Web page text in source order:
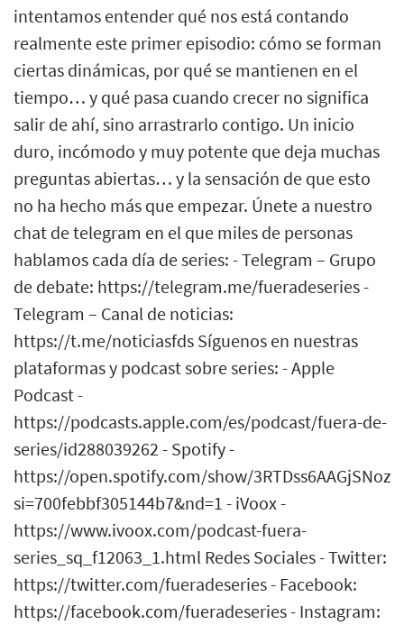
intentamos entender qué nos está contando
realmente este primer episodio: cómo se forman
ciertas dinámicas, por qué se mantienen en el
tiempo… y qué pasa cuando crecer no significa
salir de ahí, sino arrastrarlo contigo. Un inicio
duro, incómodo y muy potente que deja muchas
preguntas abiertas… y la sensación de que esto
no ha hecho más que empezar. Únete a nuestro
chat de telegram en el que miles de personas
hablamos cada día de series: - Telegram – Grupo
de debate: https://telegram.me/fueradeseries -
Telegram – Canal de noticias:
https://t.me/noticiasfds Síguenos en nuestras
plataformas y podcast sobre series: - Apple
Podcast -
https://podcasts.apple.com/es/podcast/fuera-de-
series/id288039262 - Spotify -
https://open.spotify.com/show/
si=700febbf305144b7&nd=1 - iVoox -
https://www.ivoox.com/podcast-fuera-
series_sq_f12063_1.html Redes Sociales - Twitter:
https://twitter.com/fueradeseries - Facebook:
https://facebook.com/fueradeseries - Instagram: